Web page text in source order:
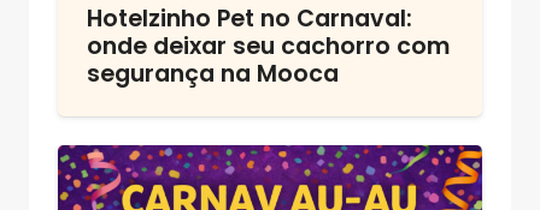
Hotelzinho Pet no Carnaval:
onde deixar seu cachorro com
segurança na Mooca